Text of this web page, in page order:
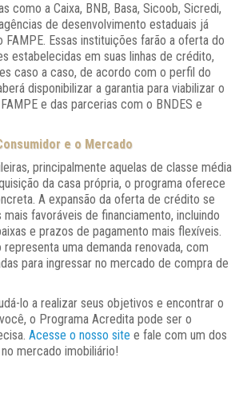
como a Caixa, BNB, Basa, Sicoob, Sicredi,
de desenvolvimento estaduais já
FAMPE. Essas instituições farão a oferta do
estabelecidas em suas linhas de crédito,
caso a caso, de acordo com o perfil do
disponibilizar a garantia para viabilizar o
e das parcerias com o BNDES e
e o Mercado
principalmente aquelas de classe média
da casa própria, o programa oferece
A expansão da oferta de crédito se
favoráveis de financiamento, incluindo
e prazos de pagamento mais flexíveis.
uma demanda renovada, com
para ingressar no mercado de compra de
lo a realizar seus objetivos e encontrar o
o Programa Acredita pode ser o
Acesse o nosso site e fale com um dos
mercado imobiliário!